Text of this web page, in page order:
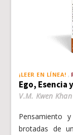
¡LEER EN LÍNEA!
Ego, Esencia
V.M. Kwen
Pensamiento
brotadas de